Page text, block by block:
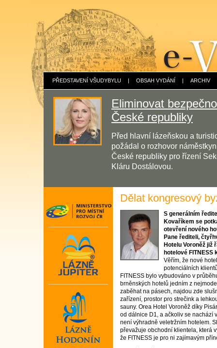
PŘEDSTAVENÍ VŠUDYBYLU | OBSAH VYDÁNÍ | ARCHIV
Eliminovat
České republiky
Před hlavní lázeňskou a
požádal o rozhovor
České republiky pro řízení
Kláru Dostálovou.
Dělat kongresový
S generálním
Kovaříkem se
otevření nového
Pane řediteli,
Hotelu Voroněž již
hotelové FITNESS
Věřím, že nové
potenciálních
FITNESS bylo vybudováno v
brněnských hotelů jedním z
zaběhat na pásech, najdou zde
zařízení, prostor pro strečink a
sauny. Orea Hotel Voroněž díky
od dálnice D1, a ačkoliv se nachází
není výhradně veletržním hotelem.
převažuje obchodní klientela, která
že FITNESS je pro ni zajímavým